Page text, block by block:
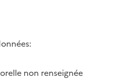
non renseignée